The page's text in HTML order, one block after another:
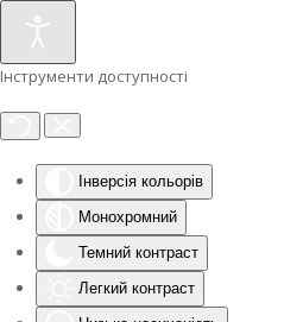
Інструменти доступності
Інверсія кольорів
Монохромний
Темний контраст
Легкий контраст